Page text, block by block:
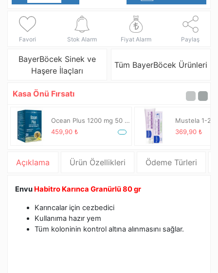
Favori Stok Alarm Fiyat Alarm Paylaş
BayerBöcek Sinek ve
Haşere İlaçları
Tüm BayerBöcek Ürünleri
Kasa Önü Fırsatı
Ocean Plus 1200 mg 50 Kapsül
459,90 ₺
369,90 ₺
Açıklama Ürün Özellikleri Ödeme Türleri
Envu Habitro Karınca Granürlü 80 gr
Karıncalar için cezbedici
Kullanıma hazır yem
Tüm koloninin kontrol altına alınmasını sağlar.